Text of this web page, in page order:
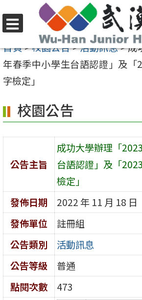
至
要
內
區
選
單
首頁>校園公告>活動訊息>成
年春季中小學生台語認證」及「
字檢定」
校園公告
公告主旨
成功大學辦理「
台語認證」及「
檢定」
發佈日期
2022 年 11 月 18 日
發佈單位
註冊組
公告類別
活動訊息
公告等級
普通
點閱次數
473